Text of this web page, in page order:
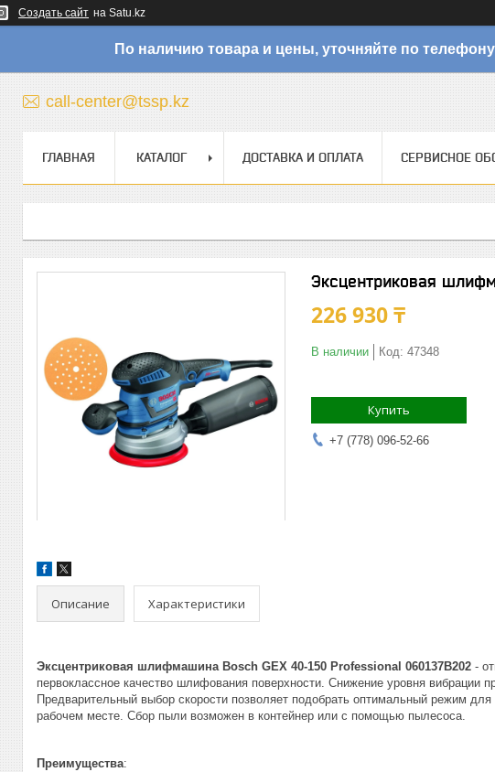
Создать сайт на Satu.kz
По наличию товара и цены, уточняйте по
call-center@tssp.kz
ГЛАВНАЯ КАТАЛОГ ДОСТАВКА И ОПЛАТА СЕРВИСНОЕ
Эксцентриковая
226 930 ₸
В наличии Код: 47348
Купить
+7 (778) 096-52-66
Описание Характеристики
Эксцентриковая шлифмашина Bosch GEX 40-150 Professional 060137B202 -
первоклассное качество шлифования поверхности. Снижение уровня вибрации
Предварительный выбор скорости позволяет подобрать оптимальный режим
рабочем месте. Сбор пыли возможен в контейнер или с помощью пылесоса.
Преимущества: